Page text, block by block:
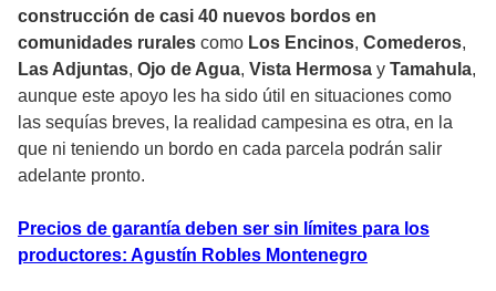
construcción de casi 40 nuevos bordos en
comunidades rurales como Los Encinos, Comederos,
Las Adjuntas, Ojo de Agua, Vista Hermosa y Tamahula,
aunque este apoyo les ha sido útil en situaciones como
las sequías breves, la realidad campesina es otra, en la
que ni teniendo un bordo en cada parcela podrán salir
adelante pronto.
Precios de garantía deben ser sin límites para los
productores: Agustín Robles Montenegro